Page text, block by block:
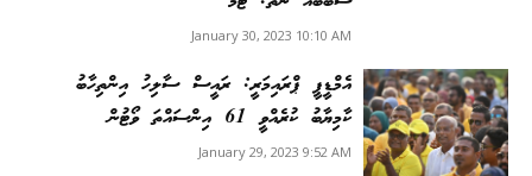
January 30, 2023 10:10 AM
އެމްޑީޕީ ޕްރައިމަރީ: ރައީސް ސާލިހު އިންތިހާބު
ކާމިޔާބު ކުރެއްވީ 61 އިންސައްތަ ވޯޓުން
January 29, 2023 9:52 AM